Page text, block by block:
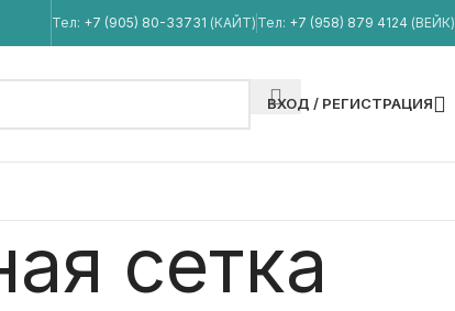
Тел: +7 (905) 80-33731 (КАЙТ) Тел: +7 (958) 879 4124 (ВЕЙК)
ВХОД / РЕГИСТРАЦИЯ
сетка